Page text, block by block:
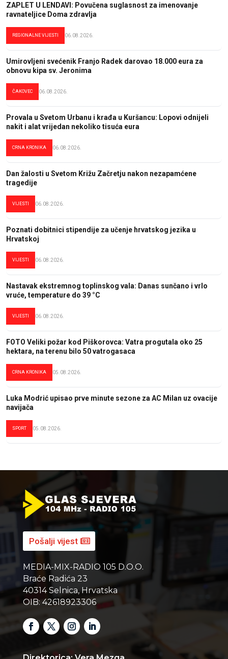
ZAPLET U LENDAVI: Povučena suglasnost za imenovanje
ravnateljice Doma zdravlja
REGIONALNE VIJESTI 06.08.2026.
Umirovljeni svećenik Franjo Radek darovao 18.000 eura za
obnovu kipa sv. Jeronima
ČAKOVEC 06.08.2026.
Provala u Svetom Urbanu i krađa u Kuršancu: Lopovi odnijeli
nakit i alat vrijedan nekoliko tisuća eura
CRNA KRONIKA 06.08.2026.
Dan žalosti u Svetom Križu Začretju nakon nezapamćene
tragedije
VIJESTI 06.08.2026.
Poznati dobitnici stipendije za učenje hrvatskog jezika u
Hrvatskoj
VIJESTI 06.08.2026.
Nastavak ekstremnog toplinskog vala: Danas sunčano i vrlo
vruće, temperature do 39 °C
VIJESTI 06.08.2026.
FOTO Veliki požar kod Piškorovca: Vatra progutala oko 25
hektara, na terenu bilo 50 vatrogasaca
CRNA KRONIKA 05.08.2026.
Luka Modrić upisao prve minute sezone za AC Milan uz ovacije
navijača
SPORT 05.08.2026.
Pošalji vijest
MEDIA-MIX-RADIO 105 D.O.O.
Braće Radića 23
40314 Selnica, Hrvatska
OIB: 42618923306